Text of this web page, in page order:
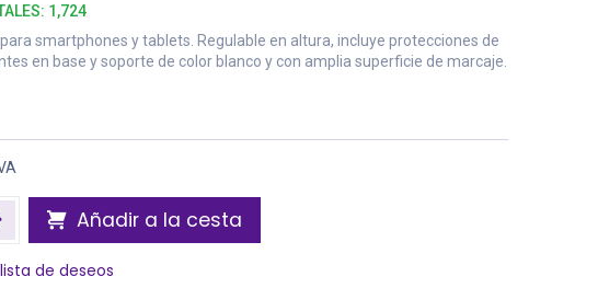
1,724
smartphones y tablets. Regulable en altura, incluye protecciones de
en base y soporte de color blanco y con amplia superficie de marcaje.
Añadir a la cesta
de deseos